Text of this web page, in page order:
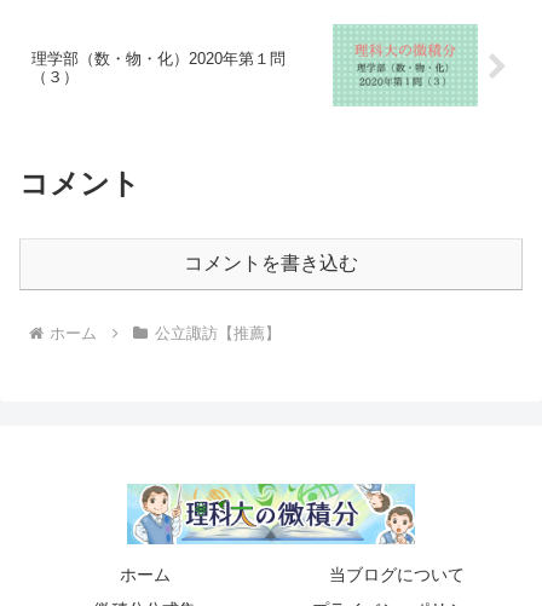
理学部（数・物・化）2020年第１問
（３）
コメント
コメントを書き込む
ホーム 公立諏訪【推薦】
ホーム
当ブログについて